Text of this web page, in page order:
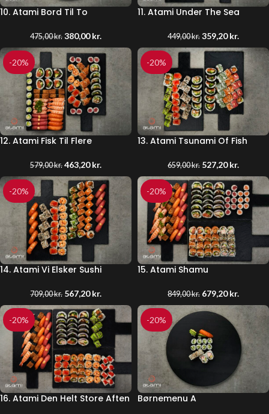
10. Atami Bord Til To
475,00kr. 380,00kr.
11. Atami Under The Sea
449,00kr. 359,20kr.
-20%
12. Atami Fisk Til Flere
579,00kr. 463,20kr.
-20%
13. Atami Tsunami Of Fish
659,00kr. 527,20kr.
-20%
14. Atami Vi Elsker Sushi
709,00kr. 567,20kr.
-20%
15. Atami Shamu
849,00kr. 679,20kr.
-20%
16. Atami Den Helt Store Aften
-20%
Børnemenu A